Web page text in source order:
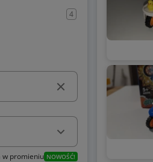
4
w promieniu NOWOŚĆ!